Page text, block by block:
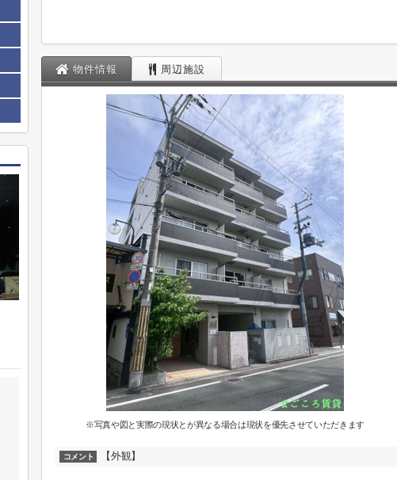
物件情報 周辺施設
※写真や図と実際の現状とが異なる場合は現状を優先させていただきます
コメント 【外観】